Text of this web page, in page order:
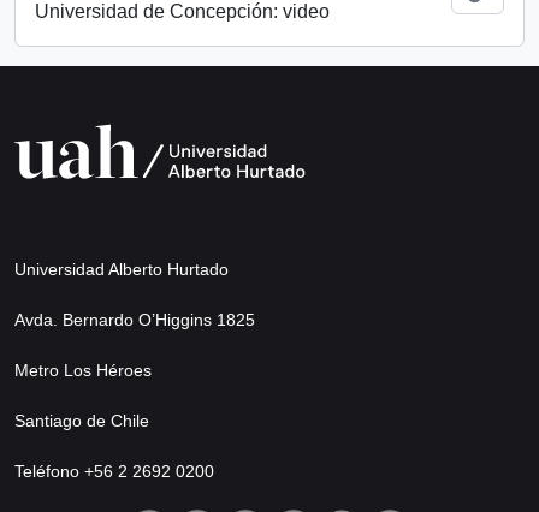
Universidad de Concepción: video
Universidad Alberto Hurtado
Avda. Bernardo O’Higgins 1825
Metro Los Héroes
Santiago de Chile
Teléfono +56 2 2692 0200